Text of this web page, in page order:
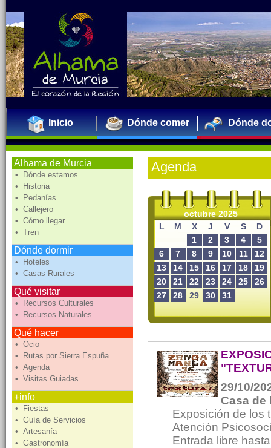
Inicio Dónde comer Dónde
Alhama de Murcia
• Dónde estamos
• Historia
• Pedanías
• Callejero
• Cómo llegar
• Tren
Dónde dormir
• Hoteles
• Casas Rurales
Qué visitar
• Recursos Culturales
• Recursos Naturales
Qué hacer
• Ocio
• Rutas por Sierra Espuña
• Agenda
• Visitas Guiadas
+info
• Fiestas
• Guía de Servicios
• Artesanía
• Gastronomía
Agenda
octubre 2025
L
M X J V S
D
1
2 3 4
5
6
7 8 9 10 11
12
13
14 15 16 17 18
19
20
21 22 23 24 25
26
27
28 29 30 31
29/10/
Casa de
Exposición de los
Atención
Entrada libre